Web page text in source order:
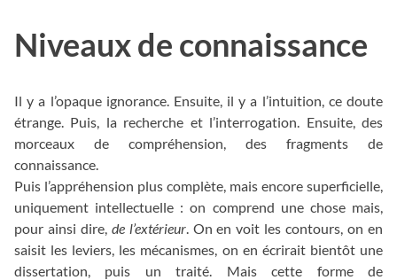
Niveaux de connaissance
Il y a l’opaque ignorance. Ensuite, il y a l’intuition, ce doute
étrange. Puis, la recherche et l’interrogation. Ensuite, des
morceaux de compréhension, des fragments de
connaissance.
Puis l’appréhension plus complète, mais encore superficielle,
uniquement intellectuelle : on comprend une chose mais,
pour ainsi dire, de l’extérieur. On en voit les contours, on en
saisit les leviers, les mécanismes, on en écrirait bientôt une
dissertation, puis un traité. Mais cette forme de